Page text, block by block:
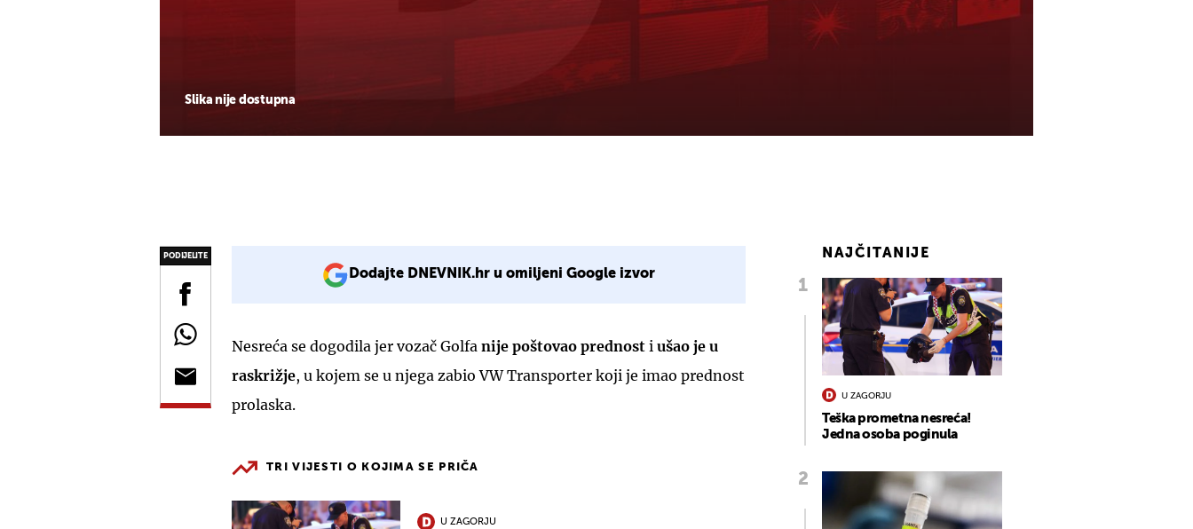
Slika nije dostupna
PODIJELITE
Dodajte DNEVNIK.hr u omiljeni Google izvor
Nesreća se dogodila jer vozač Golfa nije poštovao prednost i ušao je u
raskrižje, u kojem se u njega zabio VW Transporter koji je imao prednost
prolaska.
TRI VIJESTI O KOJIMA SE PRIČA
U ZAGORJU
NAJČITANIJE
U ZAGORJU
Teška prometna nesreća!
Jedna osoba poginula